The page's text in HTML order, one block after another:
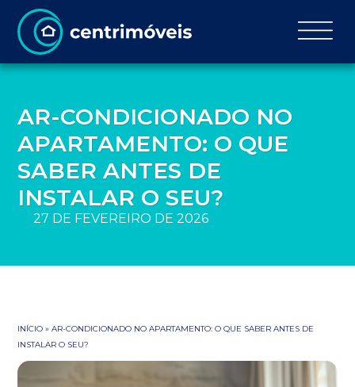
AR-CONDICIONADO NO
APARTAMENTO: O QUE
SABER ANTES DE
INSTALAR O SEU?
27 DE FEVEREIRO DE 2026
INÍCIO »AR-CONDICIONADO NO APARTAMENTO: O QUE SABER ANTES DE
INSTALAR O SEU?